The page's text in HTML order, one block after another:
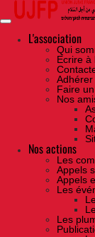
Skip
the
contentL'association
Qui
Ecrire à
Adhérer
Faire
Nos
Nos actions
Les
Appels
Appels
Les
Les